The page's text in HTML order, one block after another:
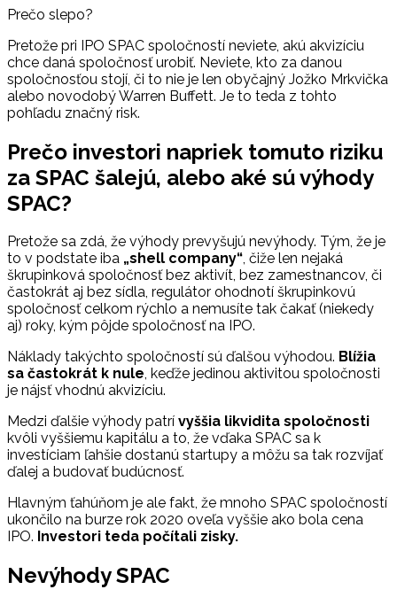
Prečo slepo?
Pretože pri IPO SPAC spoločností neviete, akú akvizíciu
chce daná spoločnosť urobiť. Neviete, kto za danou
spoločnosťou stojí, či to nie je len obyčajný Jožko Mrkvička
alebo novodobý Warren Buffett. Je to teda z tohto
pohľadu značný risk.
Prečo investori napriek tomuto riziku
za SPAC šalejú, alebo aké sú výhody
SPAC?
Pretože sa zdá, že výhody prevyšujú nevýhody. Tým, že je
to v podstate iba „shell company“, čiže len nejaká
škrupinková spoločnosť bez aktivít, bez zamestnancov, či
častokrát aj bez sídla, regulátor ohodnotí škrupinkovú
spoločnosť celkom rýchlo a nemusíte tak čakať (niekedy
aj) roky, kým pôjde spoločnosť na IPO.
Náklady takýchto spoločností sú ďalšou výhodou. Blížia
sa častokrát k nule, keďže jedinou aktivitou spoločnosti
je nájsť vhodnú akvizíciu.
Medzi ďalšie výhody patrí vyššia likvidita spoločnosti
kvôli vyššiemu kapitálu a to, že vďaka SPAC sa k
investíciam ľahšie dostanú startupy a môžu sa tak rozvíjať
ďalej a budovať budúcnosť.
Hlavným ťahúňom je ale fakt, že mnoho SPAC spoločností
ukončilo na burze rok 2020 oveľa vyššie ako bola cena
IPO. Investori teda počítali zisky.
Nevýhody SPAC